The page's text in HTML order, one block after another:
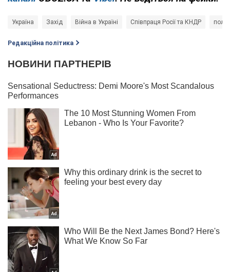
Україна Захід Війна в Україні Співпраця Росії та КНДР
Редакційна політика